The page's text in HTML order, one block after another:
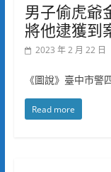
男子偷虎爺
將他逮獲到
2023 年 2 月 22 日
《圖說》臺中市警
Read more